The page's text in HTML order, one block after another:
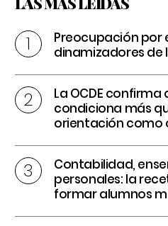
Preocupación por
dinamizadores de
La OCDE
condiciona más
orientación como
Contabilidad,
personales: la
formar alumnos